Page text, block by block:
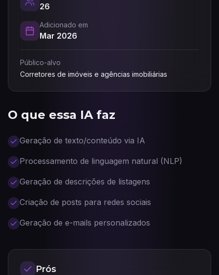
O que essa IA faz
Geração de texto/conteúdo via IA
Processamento de linguagem natural (NLP)
Geração de descrições de listagens
Criação de posts para redes sociais
Geração de e-mails personalizados
Prós
26
Adicionado em
Mar 2026
Público-alvo
Corretores de imóveis e agências imobiliárias